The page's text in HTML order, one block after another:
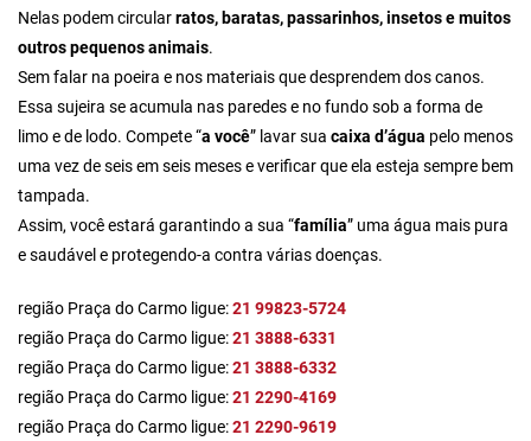
Nelas podem circularratos, baratas, passarinhos, insetos e muitos
outros pequenos animais.
Sem falar na poeira e nos materiais que desprendem dos canos.
Essa sujeira se acumula nas paredes e no fundo sob a forma de
limo e de lodo. Compete “a você” lavar sua caixa d’água pelo menos
uma vez de seis em seis meses e verificar que ela esteja sempre bem
tampada.
Assim, você estará garantindo a sua “família” uma água mais pura
e saudável e protegendo-a contra várias doenças.
região Praça do Carmo ligue:21 99823-5724
região Praça do Carmo ligue:21 3888-6331
região Praça do Carmo ligue:21 3888-6332
região Praça do Carmo ligue:21 2290-4169
região Praça do Carmo ligue:21 2290-9619